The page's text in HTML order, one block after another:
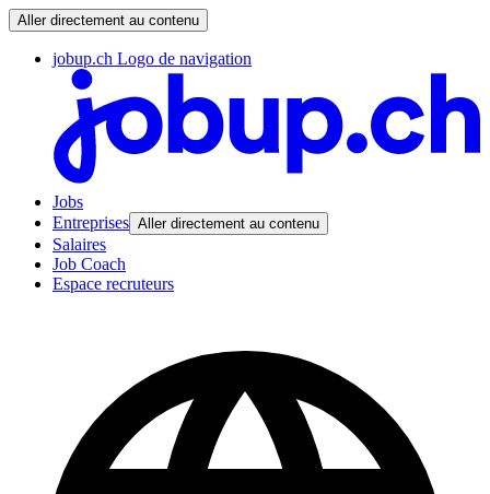
Aller directement au contenu
jobup.ch Logo de navigation
Jobs
Entreprises Aller directement au contenu
Salaires
Job Coach
Espace recruteurs